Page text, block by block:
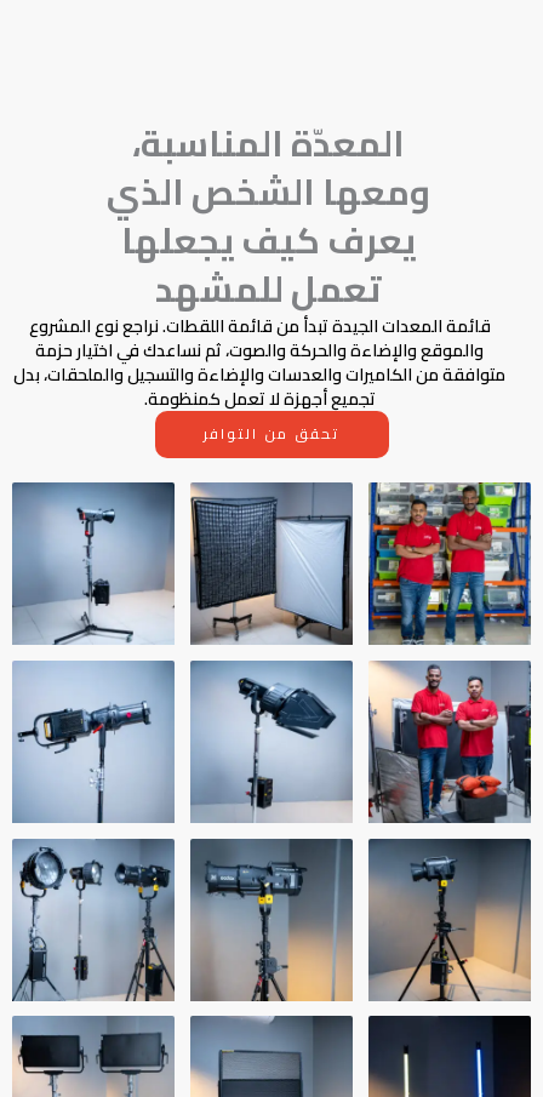
المعدّة المناسبة،
ومعها الشخص الذي
يعرف كيف يجعلها
تعمل للمشهد
قائمة المعدات الجيدة تبدأ من قائمة اللقطات. نراجع نوع المشروع
والموقع والإضاءة والحركة والصوت، ثم نساعدك في اختيار حزمة
متوافقة من الكاميرات والعدسات والإضاءة والتسجيل والملحقات، بدل
تجميع أجهزة لا تعمل كمنظومة.
تحقق من التوافر